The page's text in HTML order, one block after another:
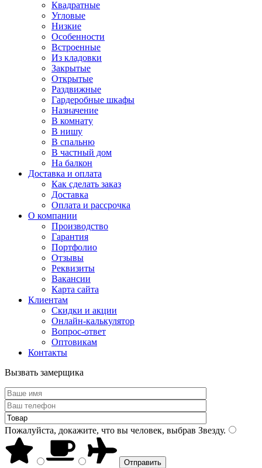
Квадратные
Угловые
Низкие
Особенности
Встроенные
Из кладовки
Закрытые
Открытые
Раздвижные
Гардеробные шкафы
Назначение
В комнату
В нишу
В спальню
В частный дом
На балкон
Доставка и оплата
Как сделать заказ
Доставка
Оплата и рассрочка
О компании
Производство
Гарантия
Портфолио
Отзывы
Реквизиты
Вакансии
Карта сайта
Клиентам
Скидки и акции
Онлайн-калькулятор
Вопрос-ответ
Оптовикам
Контакты
Вызвать замерщика
Пожалуйста, докажите, что вы человек, выбрав Звезду.